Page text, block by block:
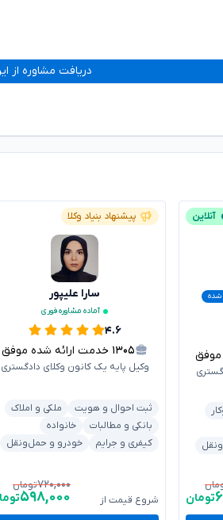
دریافت مشاوره از
آنلاین
شده
تومان
پیشنهاد بنیاد وکلا
سارا علیپور
آماده مشاوره فوری
۴.۶
۱۳۰۵ خدمت ارائه شده موفق
وکیل پایه یک کانون وکلای دادگستری
ثبت احوال و هویت
ملکی و املاک
بانکی و مطالبات
خانواده
کیفری و جرایم
خودرو و حمل‌ونقل
شروع قیمت از
۷۲۰,۰۰۰تومان
۵۹۸,۰۰۰